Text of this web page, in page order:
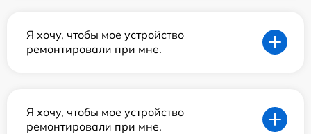
Я хочу, чтобы мое устройство
ремонтировали при мне.
Я хочу, чтобы мое устройство
ремонтировали при мне.